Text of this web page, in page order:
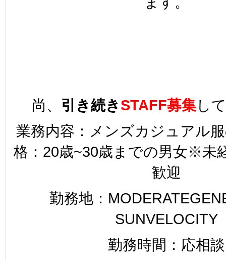
尚、 引き続きSTAFF募集し
業務内容：メンズカジュアル
格：20歳~30歳までの男女※未
歓迎
勤務地：
SUNVELOCITY
勤務時間：応相談